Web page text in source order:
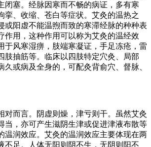
闭塞。经脉因寒而不畅的病证，多有寒
挛、收缩、苍白等症状。艾灸的温热之
或阳虚不能温煦而致的寒滞经脉的种种表
作用，这种作用可以称为艾灸的温经效
于风寒湿痹，肢端寒凝证，手足冻疮，雷
肢抽筋等。临床以四肢特定穴灸、局部
久或病及全身的，可配灸背俞穴、督脉、
对而言。阴虚则燥，津亏则干。虽然艾灸
当，亦可产生滋阴生津或促进津液布散等
温润效应。艾灸的温润效应主要体现在两
不足。人体无阳则阴不生，无阴则阳不